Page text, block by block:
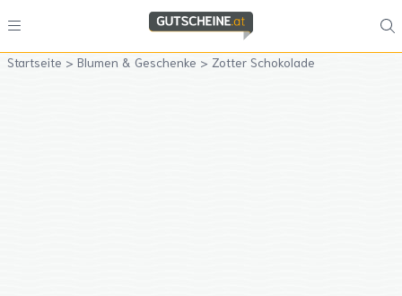
Startseite > Blumen & Geschenke > Zotter Schokolade